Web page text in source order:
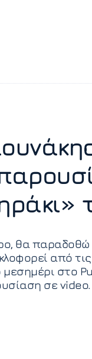
θα παραδοθώ
από
στο
σε video.